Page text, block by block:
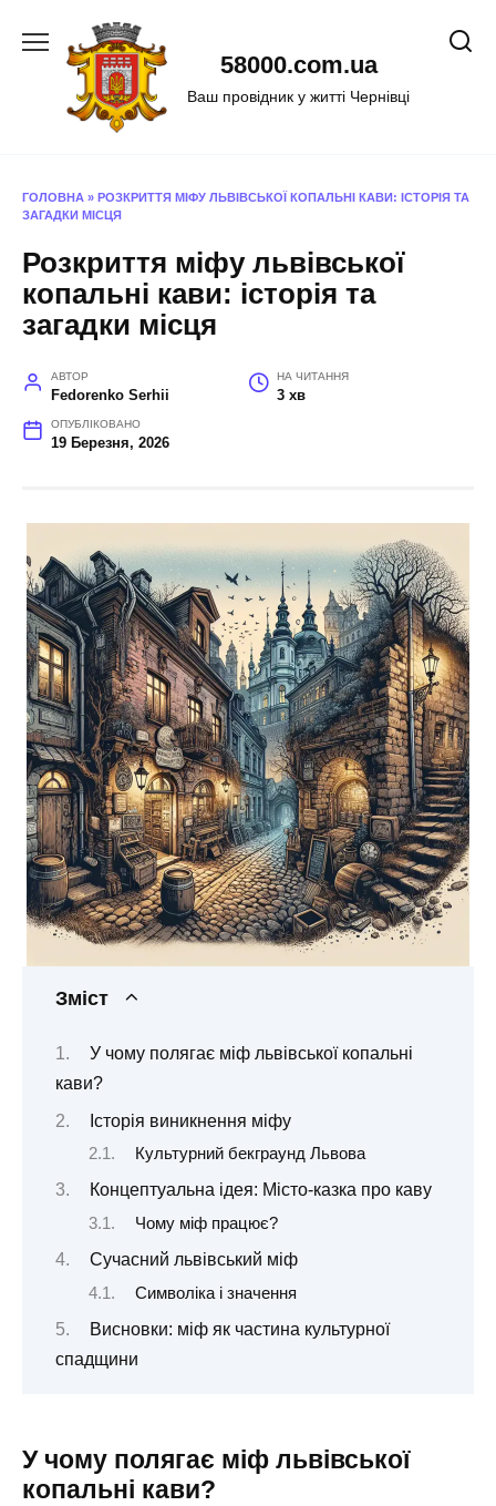
58000.com.ua
Ваш провідник у житті Чернівці
ГОЛОВНА » РОЗКРИТТЯ МІФУ ЛЬВІВСЬКОЇ КОПАЛЬНІ КАВИ: ІСТОРІЯ ТА
ЗАГАДКИ МІСЦЯ
Розкриття міфу львівської
копальні кави: історія та
загадки місця
АВТОР
Fedorenko Serhii
НА ЧИТАННЯ
3 хв
ОПУБЛІКОВАНО
19 Березня, 2026
Зміст
У чому полягає міф львівської копальні
кави?
Історія виникнення міфу
Культурний бекграунд Львова
Концептуальна ідея: Місто-казка про каву
Чому міф працює?
Сучасний львівський міф
Символіка і значення
Висновки: міф як частина культурної
спадщини
У чому полягає міф львівської
копальні кави?